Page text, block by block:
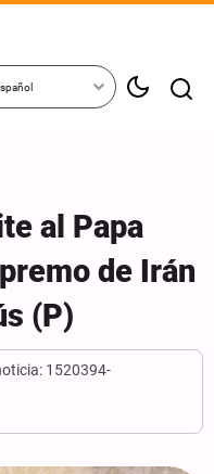
al Papa
de Irán
(P)
1520394-